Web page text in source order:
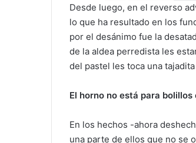
Desde luego, en el reverso
lo que ha resultado en los
por el desánimo fue la
de la aldea perredista les
del pastel les toca una
El horno no está para bolillos
En los hechos -ahora
una parte de ellos que no se